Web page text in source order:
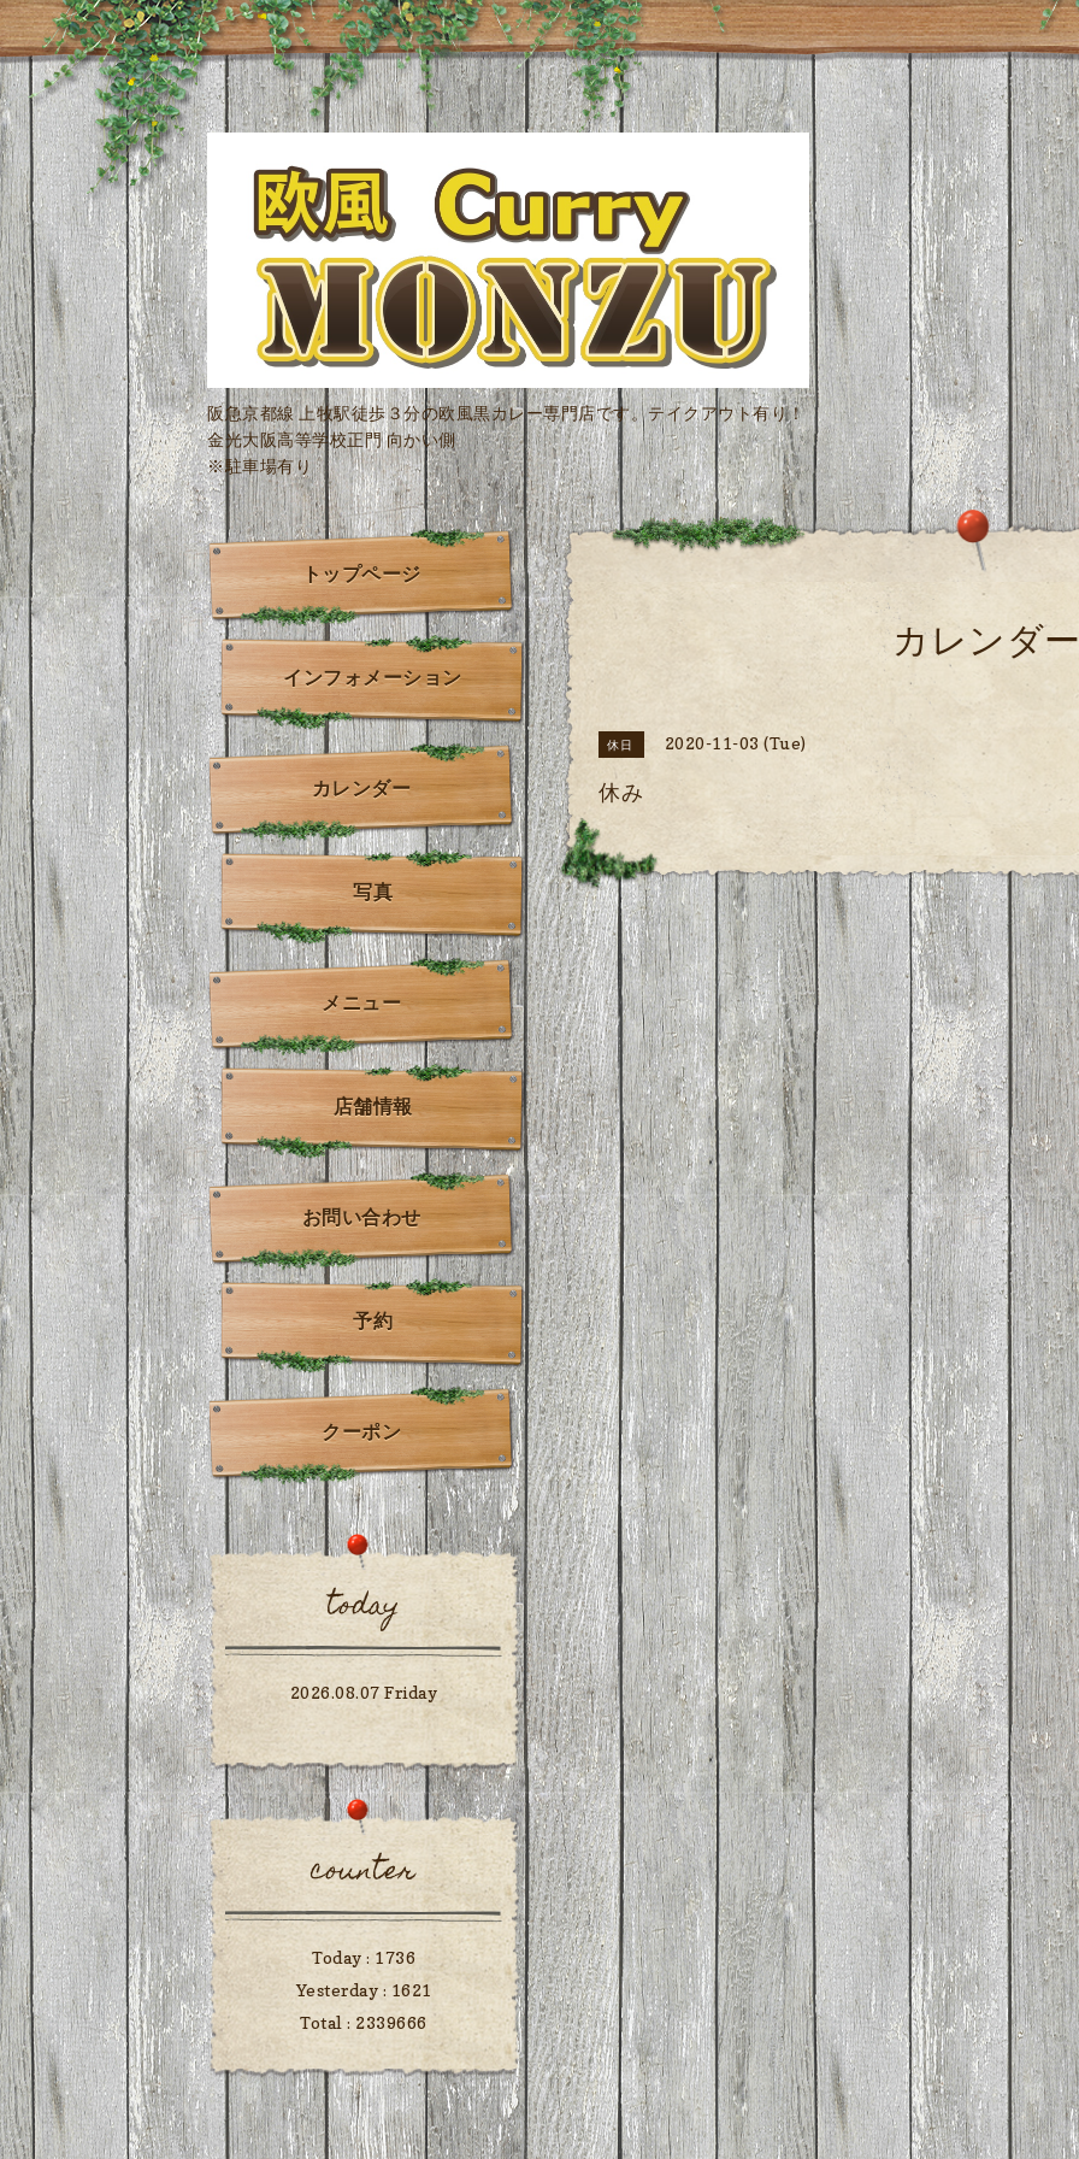
阪急京都線 上牧駅徒歩３分の欧風黒カレー専門店です。テイクアウト有り！
金光大阪高等学校正門 向かい側
※駐車場有り
カレンダ
休日 2020-11-03 (Tue)
休み
トップページ
インフォメーション
カレンダー
写真
メニュー
店舗情報
お問い合わせ
予約
クーポン
today
2026.08.07 Friday
counter
Today : 1736
Yesterday : 1621
Total : 2339666